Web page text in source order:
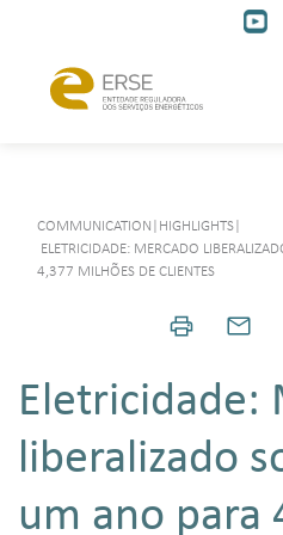
COMMUNICATION HIGHLIGHTS
ELETRICIDADE: MERCADO
4,377 MILHÕES DE CLIENTES
Eletricidade:
liberalizado
um ano para